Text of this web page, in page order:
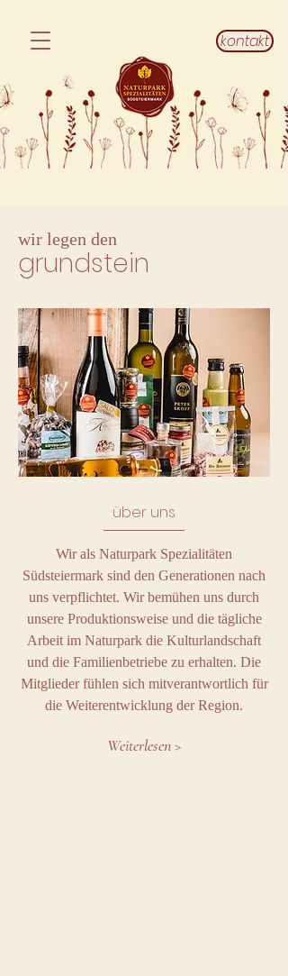
kontakt
wir legen den
grundstein
über uns
Wir als Naturpark Spezialitäten
Südsteiermark sind den Generationen nach
uns verpflichtet. Wir bemühen uns durch
unsere Produktionsweise und die tägliche
Arbeit im Naturpark die Kulturlandschaft
und die Familienbetriebe zu erhalten. Die
Mitglieder fühlen sich mitverantwortlich für
die Weiterentwicklung der Region.
Weiterlesen >